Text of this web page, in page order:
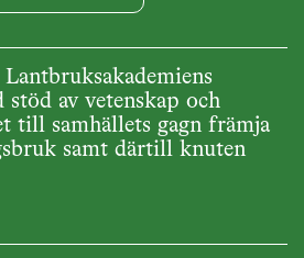
av vetenskap och
till samhällets gagn främja
samt därtill knuten